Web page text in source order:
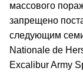
массового
запрещено
следующим
Nationale de
Excalibur Army